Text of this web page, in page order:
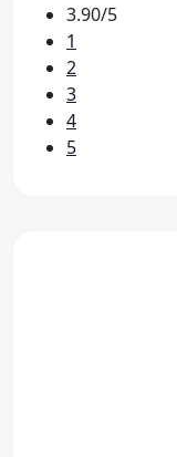
3.90/5
1
2
3
4
5